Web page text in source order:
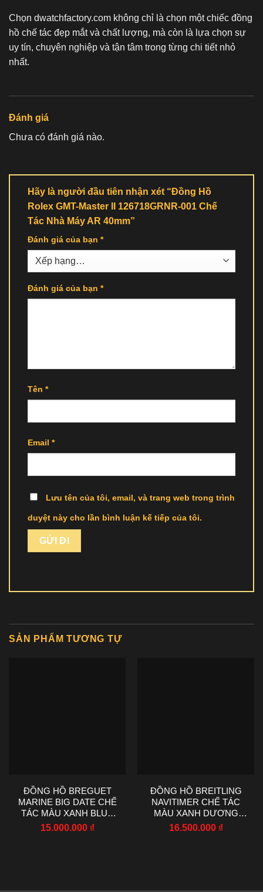
Chọn dwatchfactory.com không chỉ là chọn một chiếc đồng
hồ chế tác đẹp mắt và chất lượng, mà còn là lựa chọn sự
uy tín, chuyên nghiệp và tận tâm trong từng chi tiết nhỏ
nhất.
Đánh giá
Chưa có đánh giá nào.
Hãy là người đầu tiên nhận xét “Đồng Hồ
Rolex GMT-Master II 126718GRNR-001 Chế
Tác Nhà Máy AR 40mm”
Đánh giá của bạn *
Đánh giá của bạn *
Tên *
Email *
Lưu tên của tôi, email, và trang web trong trình
duyệt này cho lần bình luận kế tiếp của tôi.
SẢN PHẨM TƯƠNG TỰ
ĐỒNG HỒ BREGUET
MARINE BIG DATE CHẾ
TÁC MÀU XANH BLUE
NHÀ MÁY HG 39MM
15.000.000 ₫
ĐỒNG HỒ BREITLING
NAVITIMER CHẾ TÁC
MÀU XANH DƯƠNG
MÁY CƠ EF FACTORY
16.500.000 ₫